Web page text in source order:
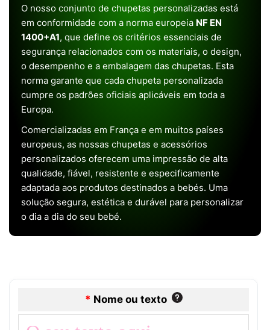
O nosso conjunto de chupetas personalizadas está
em conformidade com a norma europeia NF EN
1400+A1, que define os critérios essenciais de
segurança relacionados com os materiais, o design,
o desempenho e a embalagem das chupetas. Esta
norma garante que cada chupeta personalizada
cumpre os padrões oficiais aplicáveis em toda a
Europa.
Comercializadas em França e em muitos países
europeus, as nossas chupetas e acessórios
personalizados oferecem uma impressão de alta
qualidade, fiável, resistente e especificamente
adaptada aos produtos destinados a bebés. Uma
solução segura, estética e durável para personalizar
o dia a dia do seu bebé.
* Nome ou texto